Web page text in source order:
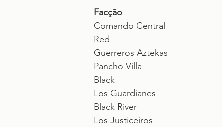
Facção
Comando Central
Red
Guerreros Aztekas
Pancho Villa
Black
Los Guardianes
Black River
Los Justiceiros